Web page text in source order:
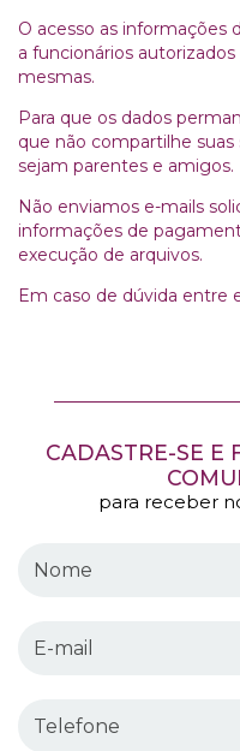
O acesso as informações
a funcionários
mesmas.
Para que os dados
que não compartilhe
sejam parentes e amigos.
Não enviamos e-mails
informações de
execução de arquivos.
Em caso de dúvida entre
CADASTRE-SE E
para receber